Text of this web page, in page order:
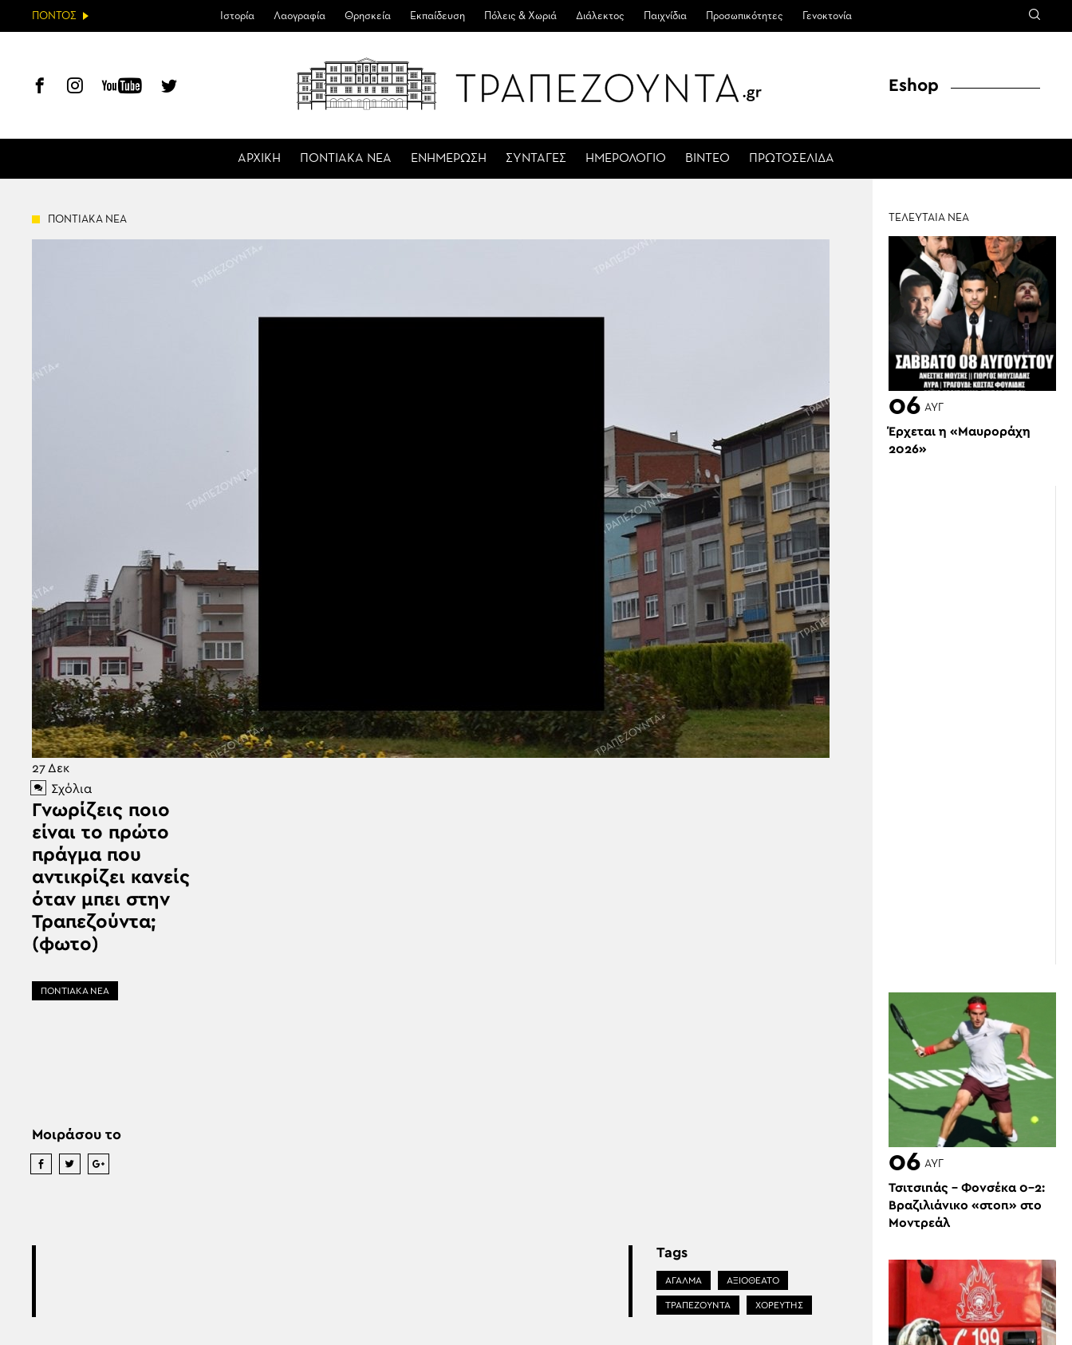
ΠΟΝΤΟΣ Ιστορία Λαογραφία Θρησκεία Εκπαίδευση Πόλεις & Χωριά Διάλεκτος Παιχνίδια Προσωπικότητες Γενοκτονία
ΑΡΧΙΚΗ ΠΟΝΤΙΑΚΑ ΝΕΑ ΕΝΗΜΕΡΩΣΗ ΣΥΝΤΑΓΕΣ ΗΜΕΡΟΛΟΓΙΟ ΒΙΝΤΕΟ ΠΡΩΤΟΣΕΛΙΔΑ
Eshop
ΠΟΝΤΙΑΚΑ ΝΕΑ
27 Δεκ
Σχόλια
Γνωρίζεις ποιο
είναι το πρώτο
πράγμα που
αντικρίζει κανείς
όταν μπει στην
Τραπεζούντα;
(φωτο)
ΠΟΝΤΙΑΚΑ ΝΕΑ
Μοιράσου το
Tags
ΑΓΑΛΜΑ ΑΞΙΟΘΕΑΤΟ
ΤΡΑΠΕΖΟΥΝΤΑ ΧΟΡΕΥΤΗΣ
ΤΕΛΕΥΤΑΙΑ ΝΕΑ
06 ΑΥΓ
Έρχεται η «Μαυροράχη
2026»
06 ΑΥΓ
Τσιτσιπάς – Φονσέκα 0-2:
Βραζιλιάνικο «στοπ» στο
Μοντρεάλ